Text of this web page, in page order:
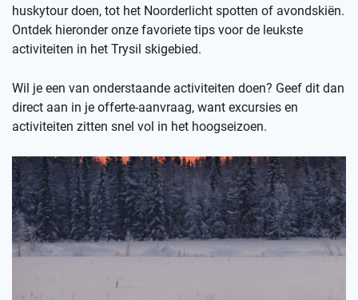
huskytour doen, tot het Noorderlicht spotten of avondskiën.
Ontdek hieronder onze favoriete tips voor de leukste
activiteiten in het Trysil skigebied.
Wil je een van onderstaande activiteiten doen? Geef dit dan
direct aan in je offerte-aanvraag, want excursies en
activiteiten zitten snel vol in het hoogseizoen.